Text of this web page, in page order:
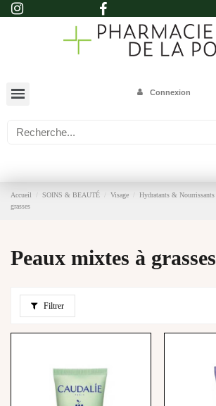
Connexion
Accueil SOINS & BEAUTÉ Visage Hydratants & Nourrissants
grasses
Peaux mixtes à grasses
Filtrer